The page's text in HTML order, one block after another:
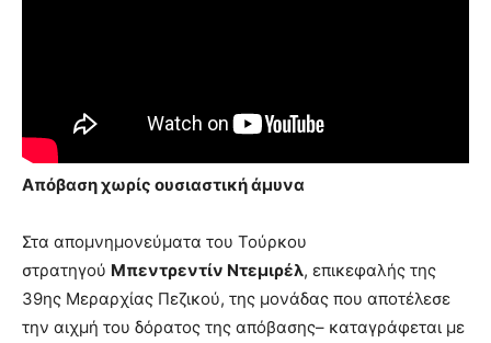
Απόβαση χωρίς ουσιαστική άμυνα
Στα απομνημονεύματα του Τούρκου
στρατηγού Μπεντρεντίν Ντεμιρέλ, επικεφαλής της
39ης Μεραρχίας Πεζικού, της μονάδας που αποτέλεσε
την αιχμή του δόρατος της απόβασης– καταγράφεται με